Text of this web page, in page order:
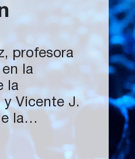
profesora
la
la
y Vicente J.
la
17 de